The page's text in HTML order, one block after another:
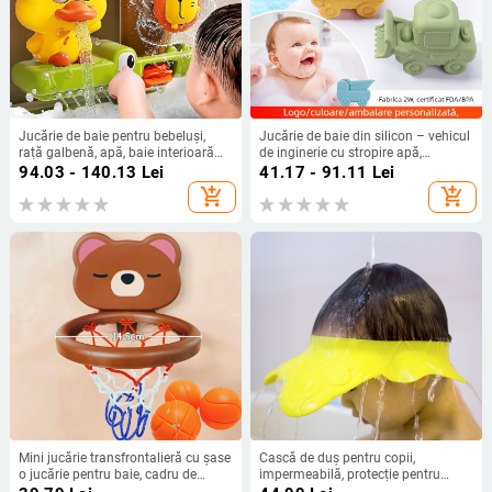
Jucărie de baie pentru bebeluși,
rață galbenă, apă, baie interioară
pentru bebeluși, duș pentru copii,
spray de apă, băieți și fete, internet
celebrant
94.03 - 140.13 Lei
add_shopping_cart
Jucărie de baie din silicon – vehicul
de inginerie cu stropire apă,
mașinuță plutitoare, activitate
interactivă pentru copii 0–2 ani
41.17 - 91.11 Lei
add_shopping_cart
Mini jucărie transfrontalieră cu șase
o jucărie pentru baie, cadru de
Cască de duș pentru copii,
impermeabilă, protecție pentru